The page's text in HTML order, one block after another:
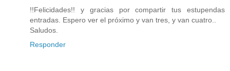
!!Felicidades!! y gracias por compartir tus estupendas
entradas. Espero ver el próximo y van tres, y van cuatro..
Saludos.
Responder